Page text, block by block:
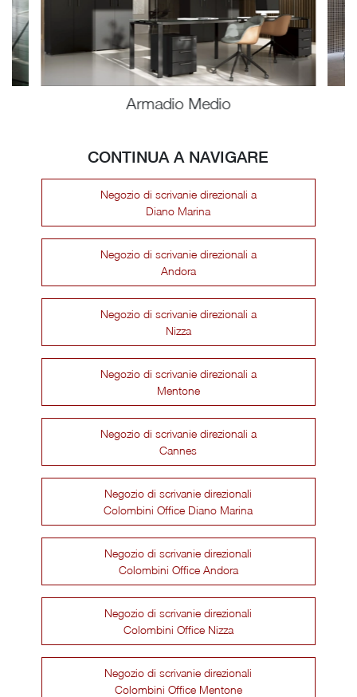
Armadio Medio
CONTINUA A NAVIGARE
Negozio di scrivanie direzionali a
Diano Marina
Negozio di scrivanie direzionali a
Andora
Negozio di scrivanie direzionali a
Nizza
Negozio di scrivanie direzionali a
Mentone
Negozio di scrivanie direzionali a
Cannes
Negozio di scrivanie direzionali
Colombini Office Diano Marina
Negozio di scrivanie direzionali
Colombini Office Andora
Negozio di scrivanie direzionali
Colombini Office Nizza
Negozio di scrivanie direzionali
Colombini Office Mentone